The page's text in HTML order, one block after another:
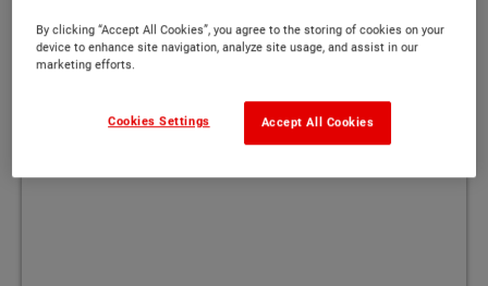
By clicking “Accept All Cookies”, you agree to the storing of cookies on your
device to enhance site navigation, analyze site usage, and assist in our
marketing efforts.
Accept All Cookies
Cookies Settings